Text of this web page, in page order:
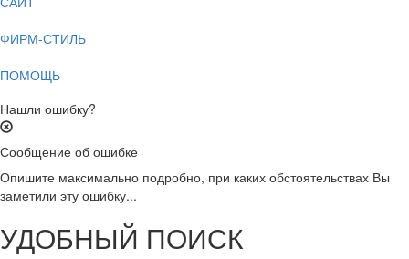
ФИРМ-СТИЛЬ
ПОМОЩЬ
Нашли ошибку?
Сообщение об ошибке
Опишите максимально подробно, при каких обстоятельствах Вы
заметили эту ошибку...
УДОБНЫЙ ПОИСК